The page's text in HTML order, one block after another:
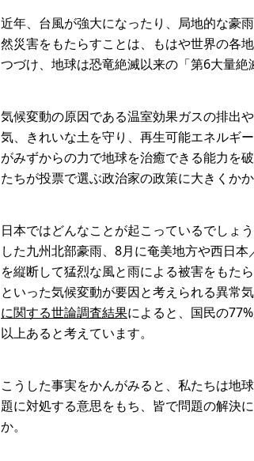
近年、台風が強大になったり、局地的な豪
然災害をもたらすことは、もはや世界の各
つづけ、地球は恐竜絶滅以来の「第6大量
気候変動の原因である温室効果ガスの排出
気、きれいな土を守り、再生可能エネルギ
がみずからの力で地球を治癒できる能力
たちが投票で選ぶ政治家の政策に大きくかか
日本ではどんなことが起こっているでしょ
した九州北部豪雨、8月に奄美地方や西日
を縦断して猛烈な風と雨による被害をもた
といった気候変動が要因と考えられる異常
に関する世論調査結果によると、国民の
以上あると考えています。
こうした事実をかんがみると、私たちは地
題に対処する意思をもち、皆で問題の解決
か。